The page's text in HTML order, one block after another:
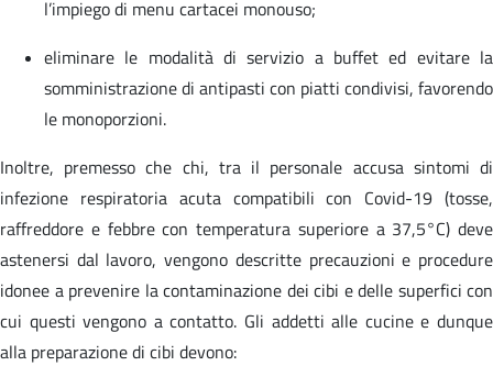
l’impiego di menu cartacei monouso;
eliminare le modalità di servizio a buffet ed evitare la
somministrazione di antipasti con piatti condivisi, favorendo
le monoporzioni.
Inoltre, premesso che chi, tra il personale accusa sintomi di
infezione respiratoria acuta compatibili con Covid-19 (tosse,
raffreddore e febbre con temperatura superiore a 37,5°C) deve
astenersi dal lavoro, vengono descritte precauzioni e procedure
idonee a prevenire la contaminazione dei cibi e delle superfici con
cui questi vengono a contatto. Gli addetti alle cucine e dunque
alla preparazione di cibi devono: